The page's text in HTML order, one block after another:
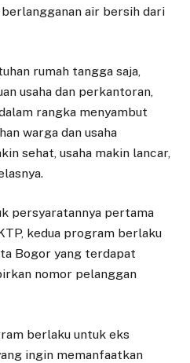
air bersih dari
rumah tangga saja,
usaha dan perkantoran,
rangka menyambut
warga dan usaha
sehat, usaha makin lancar,
persyaratannya pertama
kedua program berlaku
Bogor yang terdapat
nomor pelanggan
berlaku untuk eks
ingin memanfaatkan